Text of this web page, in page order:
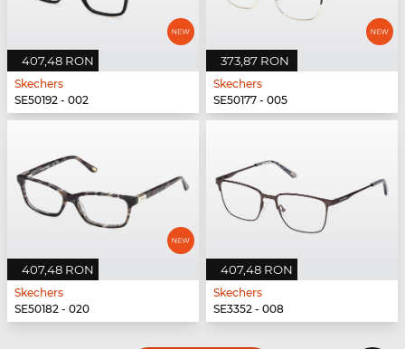
407,48 RON
Skechers
SE50192 - 002
373,87 RON
Skechers
SE50177 - 005
407,48 RON
Skechers
SE50182 - 020
407,48 RON
Skechers
SE3352 - 008